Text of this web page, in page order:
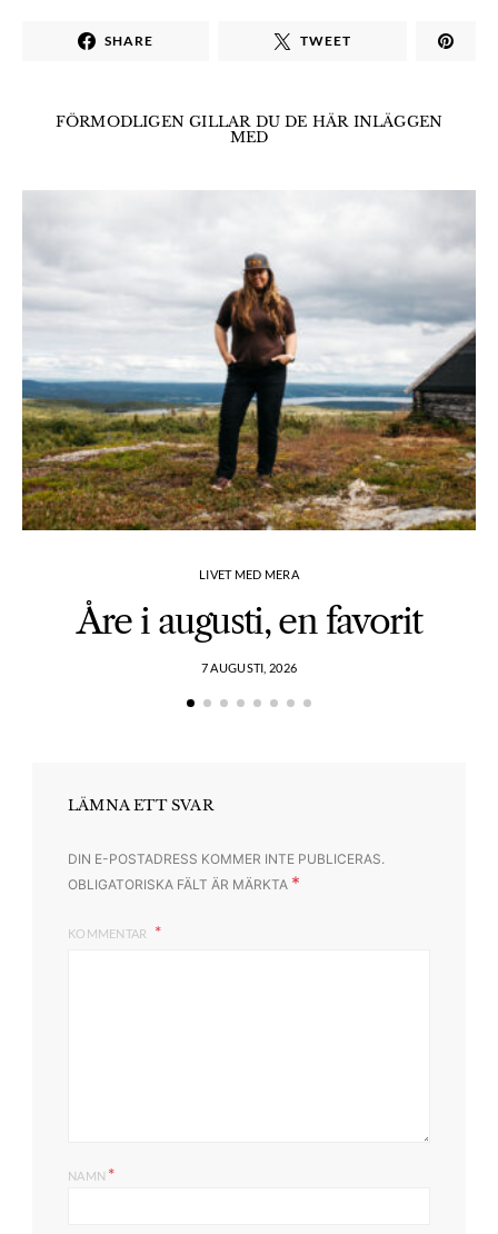
SHARE TWEET
FÖRMODLIGEN GILLAR DU DE HÄR INLÄGGEN
MED
LIVET MED MERA
Åre i augusti, en favorit
7 AUGUSTI, 2026
LÄMNA ETT SVAR
DIN E-POSTADRESS KOMMER INTE PUBLICERAS.
OBLIGATORISKA FÄLT ÄR MÄRKTA *
KOMMENTAR
NAMN *